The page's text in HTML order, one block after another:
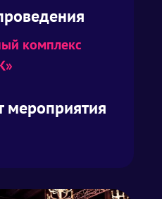
комплекс
мероприятия